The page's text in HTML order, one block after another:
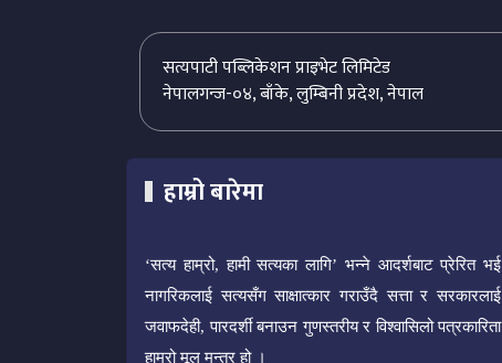
सत्यपाटी पब्लिकेशन प्राइभेट लिमिटेड
नेपालगन्ज-०४, बाँके, लुम्बिनी प्रदेश, नेपाल
हाम्रो बारेमा
‘सत्य हाम्रो, हामी सत्यका लागि’ भन्ने आदर्शबाट प्रेरित भई
नागरिकलाई सत्यसँग साक्षात्कार गराउँदै सत्ता र सरकारलाई
जवाफदेही, पारदर्शी बनाउन गुणस्तरीय र विश्वासिलो पत्रकारिता
हाम्रो मूल मन्त्र हो ।